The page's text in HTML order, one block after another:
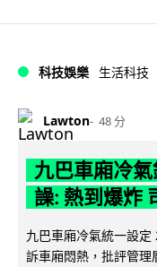
科技娛樂 生活科技
Lawton 48 分
九巴車廂冷
譟: 熱到爆炸
九巴車廂冷氣統一設
訴車廂悶熱，批評管